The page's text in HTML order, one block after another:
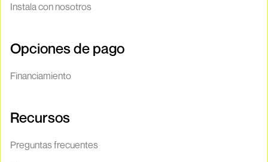
Instala con nosotros
Opciones de pago
Financiamiento
Recursos
Preguntas frecuentes